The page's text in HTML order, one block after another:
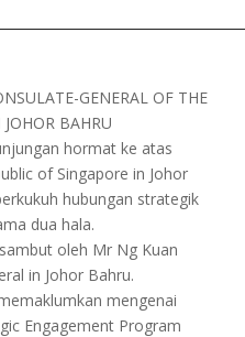
GENERAL OF THE
BAHRU
hormat ke atas
of Singapore in Johor
hubungan strategik
dua hala.
oleh Mr Ng Kuan
in Johor Bahru.
mengenai
Engagement Program